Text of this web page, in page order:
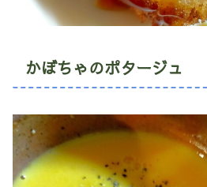
かぼちゃのポタージュ